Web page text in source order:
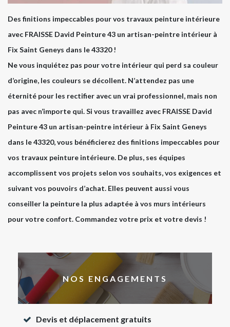
Des finitions impeccables pour vos travaux peinture intérieure
avec FRAISSE David Peinture 43 un artisan-peintre intérieur à
Fix Saint Geneys dans le 43320 !
Ne vous inquiétez pas pour votre intérieur qui perd sa couleur
d’origine, les couleurs se décollent. N’attendez pas une
éternité pour les rectifier avec un vrai professionnel, mais non
pas avec n’importe qui. Si vous travaillez avec FRAISSE David
Peinture 43 un artisan-peintre intérieur à Fix Saint Geneys
dans le 43320, vous bénéficierez des finitions impeccables pour
vos travaux peinture intérieure. De plus, ses équipes
accomplissent vos projets selon vos souhaits, vos exigences et
suivant vos pouvoirs d’achat. Elles peuvent aussi vous
conseiller la peinture la plus adaptée à vos murs intérieurs
pour votre confort. Commandez votre prix et votre devis !
NOS ENGAGEMENTS
Devis et déplacement gratuits